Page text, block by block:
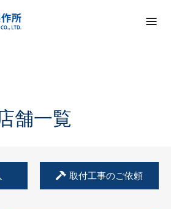
舗一覧
取付工事のご依頼